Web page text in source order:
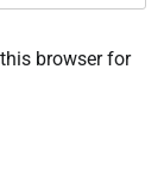
browser for